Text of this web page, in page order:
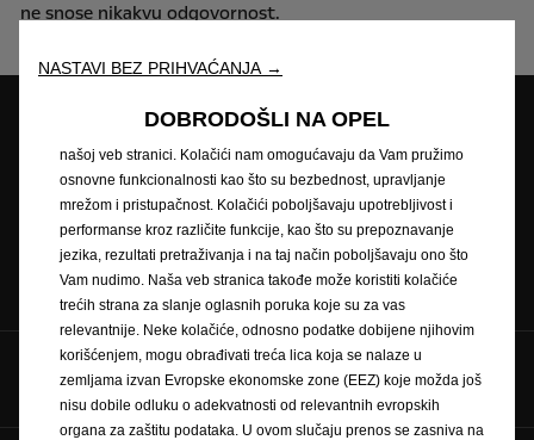
ne snose nikakvu odgovornost.
Pretraga partnera
Zatražite ponudu Zatražite testnu
vožnju
Naručivanje na
servis
Newsletter Cjenici
Pratite nas na
NASTAVI BEZ PRIHVAĆANJA →
DOBRODOŠLI NA OPEL
Koristimo kolačiće kako bismo Vam osigurali najbolje iskustvo na
našoj veb stranici. Kolačići nam omogućavaju da Vam pružimo
osnovne funkcionalnosti kao što su bezbednost, upravljanje
mrežom i pristupačnost. Kolačići poboljšavaju upotrebljivost i
performanse kroz različite funkcije, kao što su prepoznavanje
jezika, rezultati pretraživanja i na taj način poboljšavaju ono što
Vam nudimo. Naša veb stranica takođe može koristiti kolačiće
trećih strana za slanje oglasnih poruka koje su za vas
relevantnije. Neke kolačiće, odnosno podatke dobijene njihovim
korišćenjem, mogu obrađivati treća lica koja se nalaze u
zemljama izvan Evropske ekonomske zone (EEZ) koje možda još
nisu dobile odluku o adekvatnosti od relevantnih evropskih
organa za zaštitu podataka. U ovom slučaju prenos se zasniva na